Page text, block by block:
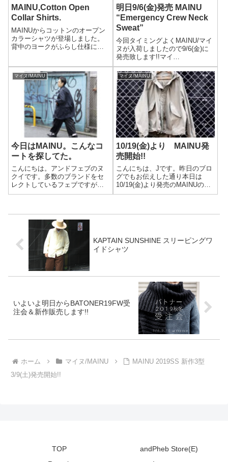
MAINU,Cotton Open
Collar Shirts.
MAINUからコットンのオープン
カラーシャツが登場しました。
背中のヨークがふらし仕様にな
ぞれ施しています。コットンテ
ープにはさらに振りミシンのス
テッチが入っていて、シンプル
ながら、クラシックさとドレッ
シーさを兼ね備えています。
明日9/6(金)発売 MAINU
“Emergency Crew Neck
Sweat”
今回タイミングよくMAINU/マイ
ヌが入荷しましたので9/6(金)に
発売致します!!マイ
ヌ/MAINUEmergency Crew Neck
Sweat(311901)PRICE:20,000yen
+tax※MAINUは楽天市場、ヤフ
ーショ...
マイヌ/MAINU
今日はMAINU。こんなコ
ートを探してた。
こんにちは。アンドフェブのヌ
クイです。多数のブランドをセ
レクトしているフェブですが、
隠れた人気を誇るMAINU。展示
マックコートとカントリーテイ
ストなオー...
マイヌ/MAINU
10/19(金)より MAINU発
売開始!!
こんにちは、Jです。昨日のブロ
グでもお伝えした通り本日は
10/19(金)より発売のMAINUの新
作をご紹介します。それではま
KAPTAIN SUNSHINE スリーピングワ
イドシャツ
いよいよ明日からBATONER19FW受
注会＆新作販売します!!
ホーム マイヌ/MAINU
MAINU 2019SS 新作3型
3/9(土)発売開始!!
TOP
andPheb Store(E)